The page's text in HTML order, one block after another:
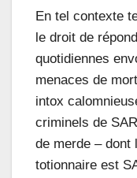
En tel contexte
le droit de
quotidiennes
menaces de
intox
criminels de
de merde – dont
totionnaire est